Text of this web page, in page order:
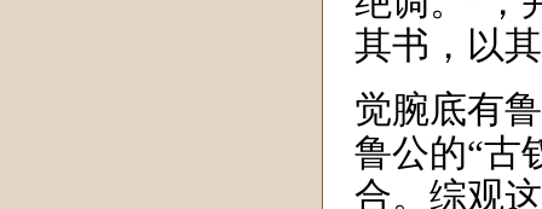
其书，以
觉腕底有
鲁公的“古
合。综观